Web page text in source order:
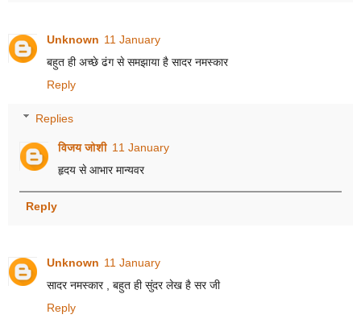
Unknown 11 January
बहुत ही अच्छे ढंग से समझाया है सादर नमस्कार
Reply
Replies
विजय जोशी 11 January
हृदय से आभार मान्यवर
Reply
Unknown 11 January
सादर नमस्कार , बहुत ही सुंदर लेख है सर जी
Reply